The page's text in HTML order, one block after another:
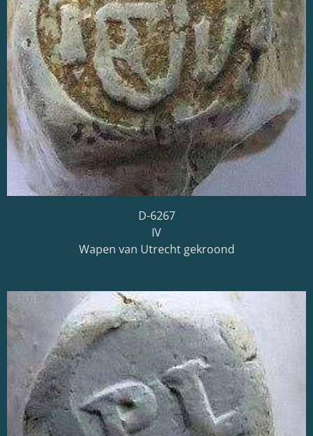
D-6267
IV
Wapen van Utrecht gekroond